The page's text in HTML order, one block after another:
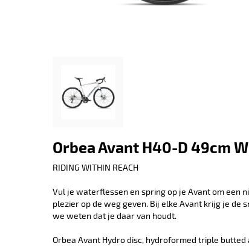
Orbea Avant H40-D 49cm
RIDING WITHIN REACH
Vul je waterflessen en spring op je Avant om een
plezier op de weg geven. Bij elke Avant krijg je de
we weten dat je daar van houdt.
Orbea Avant Hydro disc, hydroformed triple butted